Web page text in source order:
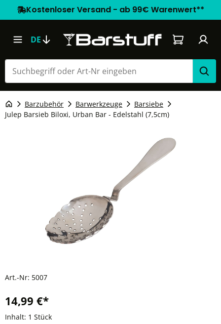
Kostenloser Versand - ab 99€ Warenwert**
DE Warenkorb
Barzubehör Barwerkzeuge
Barsiebe
Julep Barsieb Biloxi, Urban Bar - Edelstahl (7,5cm)
Art.-Nr: 5007
14,99 €*
Inhalt: 1 Stück